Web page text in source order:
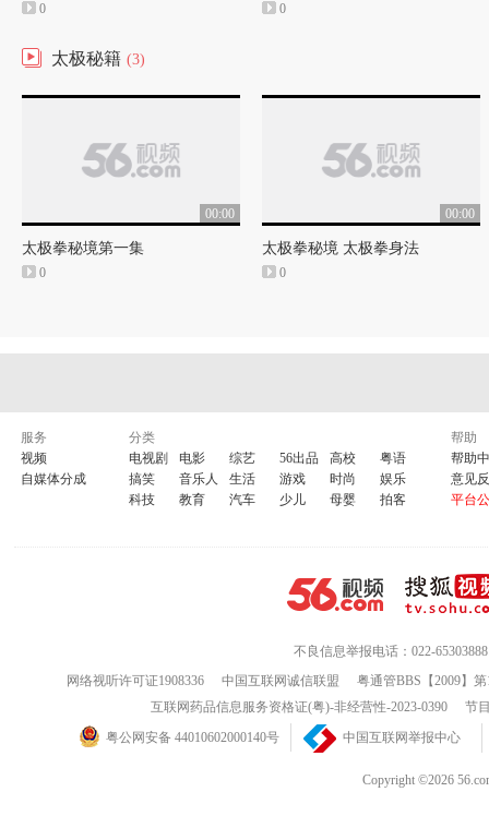
0 0
太极秘籍 (3)
00:00
太极拳秘境第一集
0
00:00
太极拳秘境 太极拳身法
0
服务
视频
自媒体分成
分类
电视剧
电影 综艺 56出品 高校
粤语
搞笑
音乐人 生活 游戏 时尚
娱乐
科技
教育 汽车 少儿 母婴 拍客
帮助
帮助
意见
平台
不良信息举报电话：022-65303888
网络视听许可证1908336
中国互联网诚信联盟
粤通管BBS【2009】
互联网药品信息服务资格证(粤)-非经营性-2023-0390
节
粤公网安备 44010602000140号
中国互联网举报中心
Copyright ©2026